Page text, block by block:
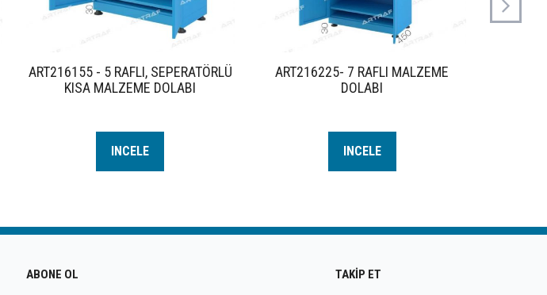
ART216155 - 5 RAFLI, SEPERATÖRLÜ
KISA MALZEME DOLABI
INCELE
ART216225- 7 RAFLI MALZEME
DOLABI
INCELE
ABONE OL TAKİP ET